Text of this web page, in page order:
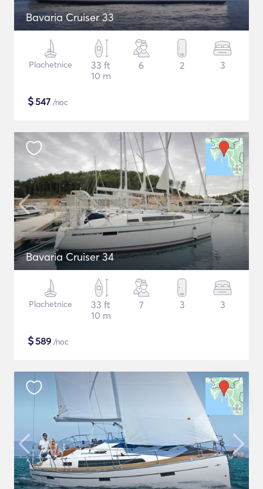
Bavaria Cruiser 33
Plachetnice
33 ft
10 m
6 2 3
$547 /noc
Bavaria Cruiser 34
Plachetnice
33 ft
10 m
7 3 3
$589 /noc